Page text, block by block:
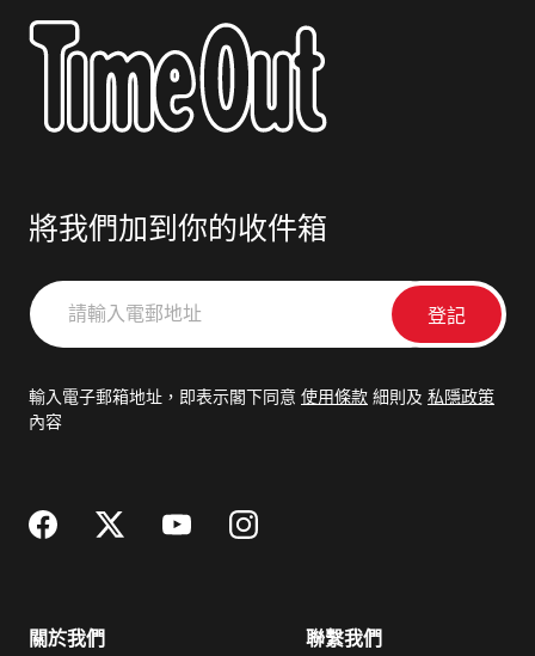
將我們加到你的收件箱
請
輸
郵
輸入電子郵箱地址，即表示閣下同意 使用條款 細則及 私隱政策
內容
關於我們 聯繫我們